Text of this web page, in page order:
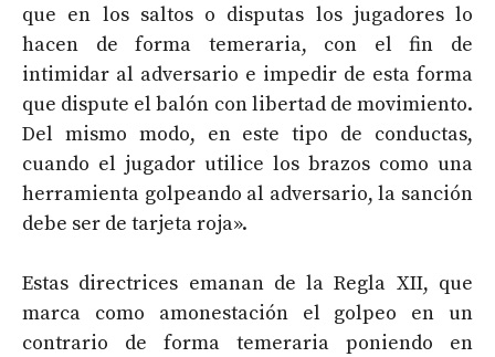
que en los saltos o disputas los jugadores lo
hacen de forma temeraria, con el fin de
intimidar al adversario e impedir de esta forma
que dispute el balón con libertad de movimiento.
Del mismo modo, en este tipo de conductas,
cuando el jugador utilice los brazos como una
herramienta golpeando al adversario, la sanción
debe ser de tarjeta roja».
Estas directrices emanan de la Regla XII, que
marca como amonestación el golpeo en un
contrario de forma temeraria poniendo en